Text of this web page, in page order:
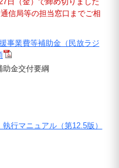
信局等の担当窓口までご相
事業費等補助金（民放ラジ
助金交付要綱
行マニュアル（第12.5版）